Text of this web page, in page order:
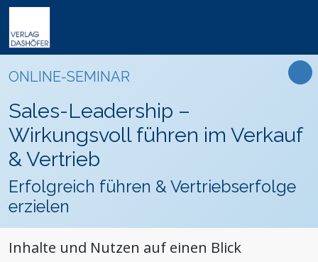
Online-Seminare
VideoCampus
Seminare
Tagungen
Inhouse
Fachbücher
Software
Wissensdatenbanken
Formulare
Arbeitsrecht
Bauwesen und Architektur
Betriebsrat und Arbeitnehmervertretung
Einkauf
Digitalisierung
Immobilien und Grundbesitz
Management und Unternehmensführung
Nachhaltigkeit
Newsletter
FAQ
Der Verlag
Das Team
Kontaktformular
Unsere Profis
Presse
Karriere
Online-Weiterbildung
Präsenz-Weiterbildung
Produkte
Themen
Dashöfer
ONLINE-SEMINAR
Sales-Leadership –
Wirkungsvoll führen im Verkauf
& Vertrieb
Erfolgreich führen & Vertriebserfolge
erzielen
Inhalte und Nutzen auf einen Blick